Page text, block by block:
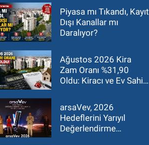
Dönüme İndirildi
Piyasa mı Tıkandı, Kayıt
Dışı Kanallar mı
Daralıyor?
Ağustos 2026 Kira
Zam Oranı %31,90
Oldu: Kiracı ve Ev Sahibi
arsaVev, 2026
Hedeflerini Yarıyıl
Değerlendirme